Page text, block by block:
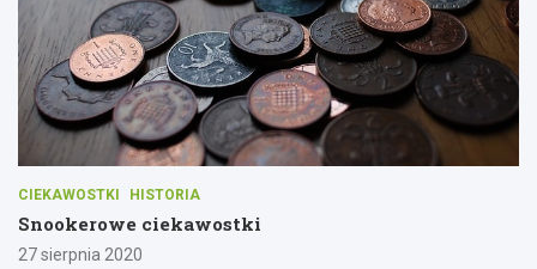
CIEKAWOSTKI HISTORIA
Snookerowe ciekawostki
27 sierpnia 2020